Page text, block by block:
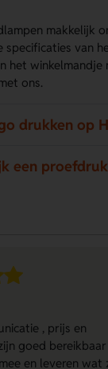
makkelijk
specificaties van
het
ons.
drukken op
een
, prijs en
goed
en leveren wat